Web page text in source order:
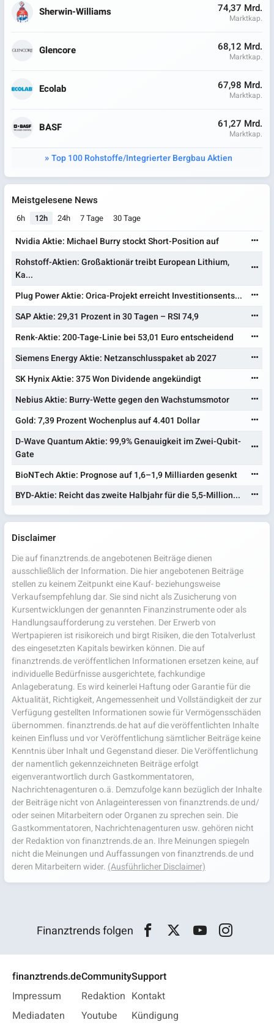
Sherwin-Williams 74,37 Mrd.
Marktkap.
Glencore 68,12 Mrd.
Marktkap.
Ecolab 67,98 Mrd.
Marktkap.
BASF 61,27 Mrd.
Marktkap.
Top 100 Rohstoffe/Integrierter Bergbau Aktien
Meistgelesene News
6h 12h 24h 7 Tage 30 Tage
Nvidia Aktie: Michael Burry stockt Short-Position auf
Rohstoff-Aktien: Großaktionär treibt European Lithium,
Ka...
Plug Power Aktie: Orica-Projekt erreicht Investitionsents...
SAP Aktie: 29,31 Prozent in 30 Tagen – RSI 74,9
Renk-Aktie: 200-Tage-Linie bei 53,01 Euro entscheidend
Siemens Energy Aktie: Netzanschlusspaket ab 2027
SK Hynix Aktie: 375 Won Dividende angekündigt
Nebius Aktie: Burry-Wette gegen den Wachstumsmotor
Gold: 7,39 Prozent Wochenplus auf 4.401 Dollar
D-Wave Quantum Aktie: 99,9% Genauigkeit im Zwei-Qubit-
Gate
BioNTech Aktie: Prognose auf 1,6–1,9 Milliarden gesenkt
BYD-Aktie: Reicht das zweite Halbjahr für die 5,5-Million...
Disclaimer
Die auf finanztrends.de angebotenen Beiträge dienen
ausschließlich der Information. Die hier angebotenen Beiträge
stellen zu keinem Zeitpunkt eine Kauf- beziehungsweise
Verkaufsempfehlung dar. Sie sind nicht als Zusicherung von
Kursentwicklungen der genannten Finanzinstrumente oder als
Handlungsaufforderung zu verstehen. Der Erwerb von
Wertpapieren ist risikoreich und birgt Risiken, die den Totalverlust
des eingesetzten Kapitals bewirken können. Die auf
finanztrends.de veröffentlichen Informationen ersetzen keine, auf
individuelle Bedürfnisse ausgerichtete, fachkundige
Anlageberatung. Es wird keinerlei Haftung oder Garantie für die
Aktualität, Richtigkeit, Angemessenheit und Vollständigkeit der zur
Verfügung gestellten Informationen sowie für Vermögensschäden
übernommen. finanztrends.de hat auf die veröffentlichten Inhalte
keinen Einfluss und vor Veröffentlichung sämtlicher Beiträge keine
Kenntnis über Inhalt und Gegenstand dieser. Die Veröffentlichung
der namentlich gekennzeichneten Beiträge erfolgt
eigenverantwortlich durch Gastkommentatoren,
Nachrichtenagenturen o.ä. Demzufolge kann bezüglich der Inhalte
der Beiträge nicht von Anlageinteressen von finanztrends.de und/
oder seinen Mitarbeitern oder Organen zu sprechen sein. Die
Gastkommentatoren, Nachrichtenagenturen usw. gehören nicht
der Redaktion von finanztrends.de an. Ihre Meinungen spiegeln
nicht die Meinungen und Auffassungen von finanztrends.de und
deren Mitarbeitern wider. (Ausführlicher Disclaimer)
Finanztrends folgen
finanztrends.de
Impressum
Mediadaten
Community
Redaktion
Youtube
Support
Kontakt
Kündigung